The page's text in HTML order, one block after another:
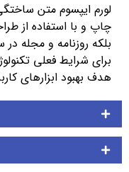
لورم ایپسوم متن
چاپ و با استفاده از
بلکه روزنامه و مجله
برای شرایط فعلی
هدف بهبود ابزارهای